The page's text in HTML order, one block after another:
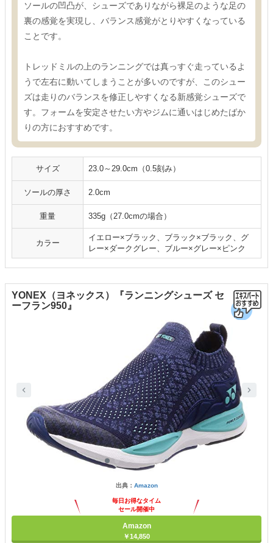
ソールの凹凸が、シューズでありながら裸足のような足の
裏の感覚を実現し、バランス感覚がとりやすくなっている
ことです。
トレッドミルの上のランニングでは真っすぐ走っているよ
うで左右に動いてしまうことが多いのですが、このシュー
ズは走りのバランスを修正しやすくなる新感覚シューズで
す。フォームを安定させたい方やジムに通いはじめたばか
りの方におすすめです。
サイズ 23.0～29.0cm（0.5刻み）
ソールの厚さ 2.0cm
重量 335g（27.0cmの場合）
カラー
イエロー×ブラック、ブラック×ブラック、グ
レー×ダークグレー、ブルー×グレー×ピンク
YONEX（ヨネックス）『ランニングシューズ セ
ーフラン950』
出典： Amazon
毎日お得なタイム
セール開催中
Amazon
￥14,850